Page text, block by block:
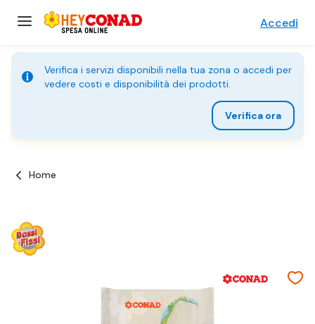
Accedi
Verifica i servizi disponibili nella tua zona o accedi per
vedere costi e disponibilità dei prodotti.
Verifica ora
Home